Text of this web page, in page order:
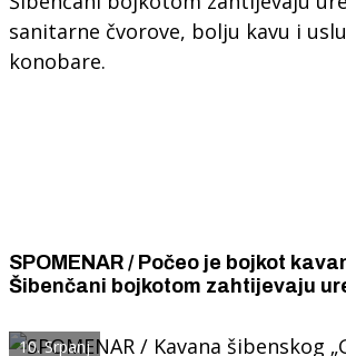
SPOMENAR / Počeo je bojkot
Šibenčani bojkotom zahtijevaju
konobare.
10. Srpanj